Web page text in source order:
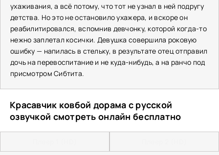
ухаживания, а всё потому, что тот не узнал в ней подругу
детства. Но это не остановило ухажера, и вскоре он
реабилитировался, вспомнив девчонку, которой когда-то
нежно заплетал косички. Девушка совершила роковую
ошибку — напилась в стельку, в результате отец отправил
дочь на перевоспитание и не куда-нибудь, а на ранчо под
присмотром Сибтита.
Красавчик ковбой дорама с русской
озвучкой смотреть онлайн бесплатно